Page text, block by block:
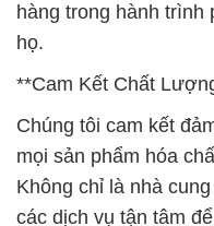
hàng trong hành trình
họ.
**Cam Kết Chất
Chúng tôi cam kết
mọi sản phẩm hóa
Không chỉ là nhà
các dịch vụ tận tâm